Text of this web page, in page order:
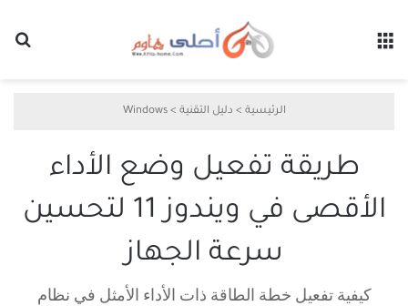
الرئيسية > دليل التقنية >
Windows
طريقة تفعيل وضع الأداء
الأقصى في ويندوز 11 لتحسين
سرعة الجهاز
كيفية تفعيل خطة الطاقة ذات الأداء الأمثل في نظام